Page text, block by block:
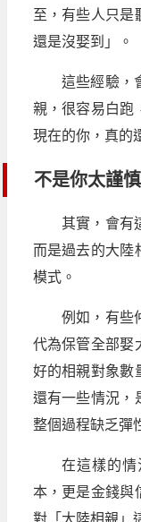
至，有些人只是
還是沒娶到」。
這些經驗
親，很容易白跑
現在的你，真的
不是你太謹
其實，會有
而是過去的大陸
模式。
例如，有些
代為保管全部娶
好的相親對象數
還有一些情況，
整個過程缺乏彈
在這樣的
本，更是金錢與
對「大陸相親」